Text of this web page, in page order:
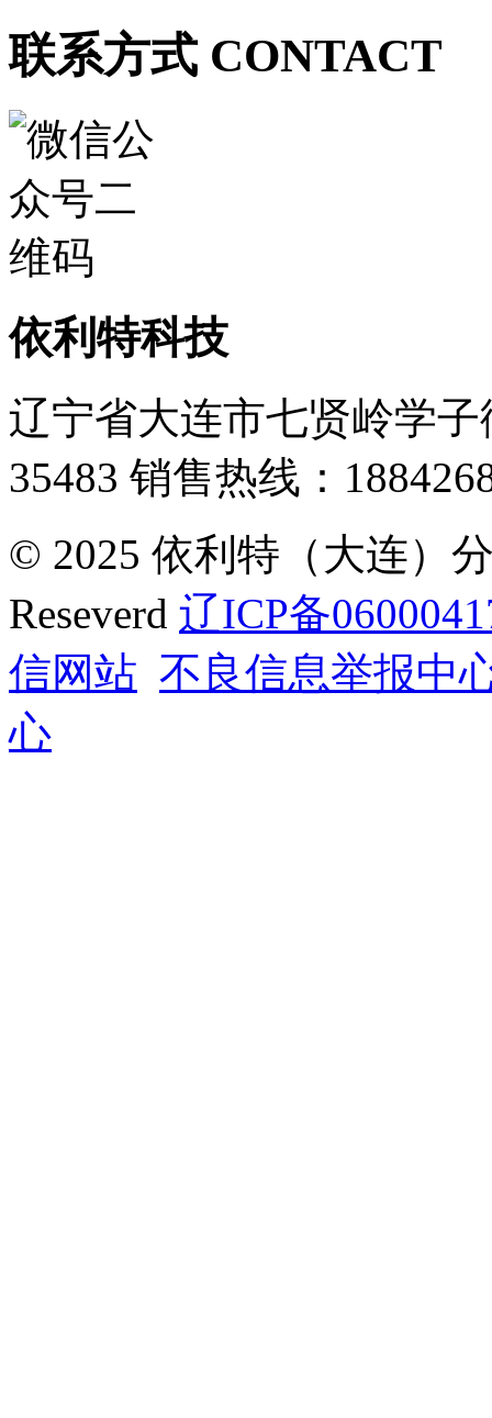
联系方式 CONTACT
依利特科技
辽宁省大连市七贤岭学子
35483 销售热线：
© 2025 依利特（大连）
Reseverd 辽ICP备
信网站 不良信息举报中
心